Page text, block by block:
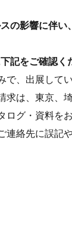
の影響に伴い
記をご確認く
で、出展して
求は、東京、
ログ・資料を
連絡先に誤記